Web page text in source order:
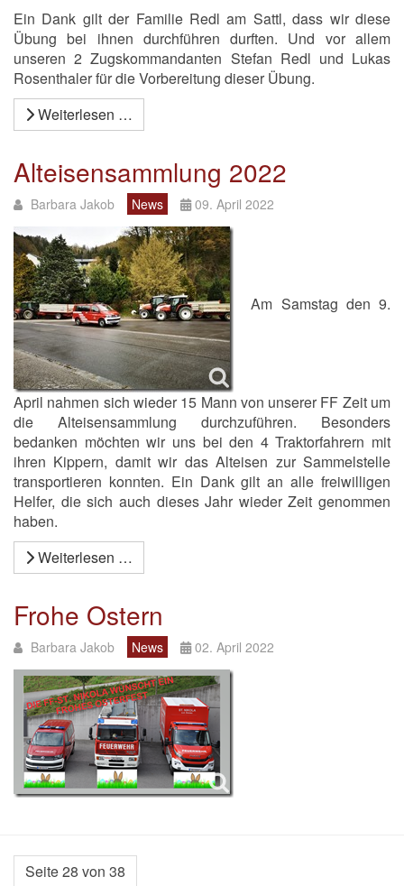
Ein Dank gilt der Familie Redl am Sattl, dass wir diese
Übung bei ihnen durchführen durften. Und vor allem
unseren 2 Zugskommandanten Stefan Redl und Lukas
Rosenthaler für die Vorbereitung dieser Übung.
Weiterlesen …
Alteisensammlung 2022
Barbara Jakob News 09. April 2022
Am Samstag den 9.
April nahmen sich wieder 15 Mann von unserer FF Zeit um
die Alteisensammlung durchzuführen. Besonders
bedanken möchten wir uns bei den 4 Traktorfahrern mit
ihren Kippern, damit wir das Alteisen zur Sammelstelle
transportieren konnten. Ein Dank gilt an alle freiwilligen
Helfer, die sich auch dieses Jahr wieder Zeit genommen
haben.
Weiterlesen …
Frohe Ostern
Barbara Jakob News 02. April 2022
Seite 28 von 38